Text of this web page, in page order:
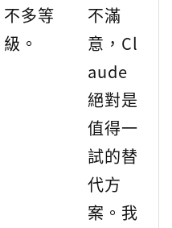
不多等
級。
不滿
意，Cl
aude
絕對是
值得一
試的替
代方
案。我